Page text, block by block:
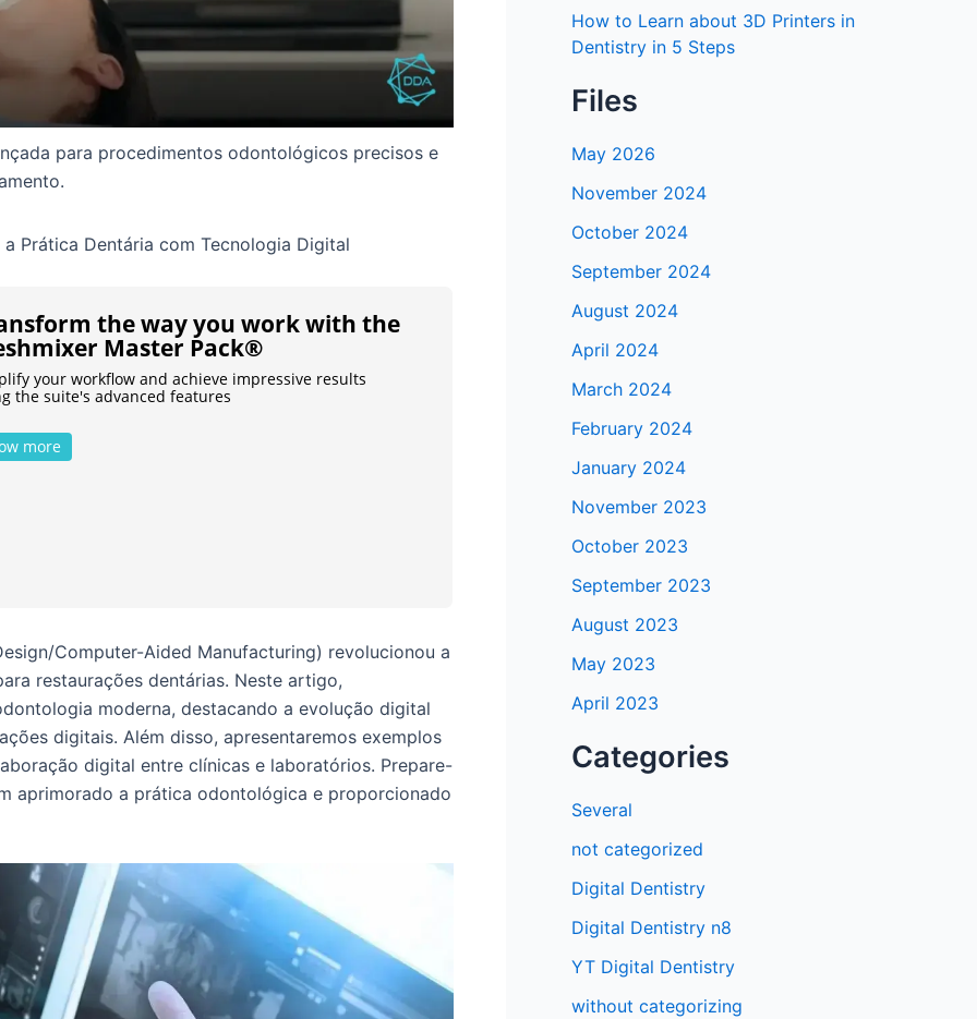
para procedimentos odontológicos precisos e
Prática Dentária com Tecnologia Digital
the way you work with the
Master Pack®
your workflow and achieve impressive results
the suite's advanced features
more
Computer-Aided Manufacturing) revolucionou a
restaurações dentárias. Neste artigo,
moderna, destacando a evolução digital
digitais. Além disso, apresentaremos exemplos
digital entre clínicas e laboratórios. Prepare-
aprimorado a prática odontológica e proporcionado
How to Learn about 3D Printers in
Dentistry in 5 Steps
Files
May 2026
November 2024
October 2024
September 2024
August 2024
April 2024
March 2024
February 2024
January 2024
November 2023
October 2023
September 2023
August 2023
May 2023
April 2023
Categories
Several
not categorized
Digital Dentistry
Digital Dentistry n8
YT Digital Dentistry
without categorizing